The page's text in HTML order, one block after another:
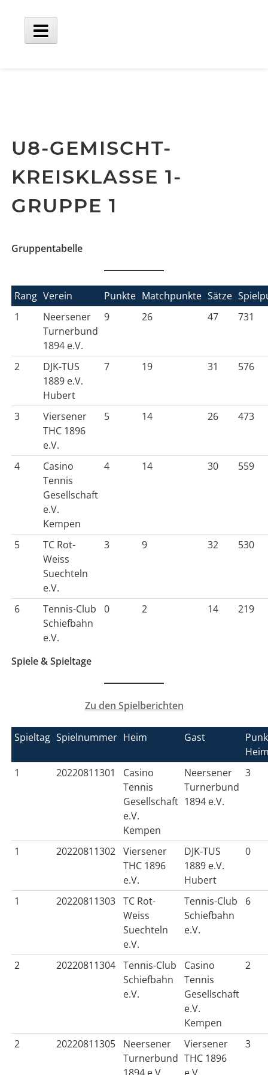
content
Main
U8-GEMISCHT-
KREISKLASSE 1-
GRUPPE 1
Gruppentabelle
Rang Verein Punkte Matchpunkte Sätze
1
Neersener
Turnerbund
1894 e.V.
9 26 47 731
2
DJK-TUS
1889 e.V.
Hubert
7 19 31 576
3
Viersener
THC 1896
e.V.
5 14 26 473
4
Casino
Tennis
Gesellschaft
e.V.
Kempen
4 14 30 559
5
TC Rot-
Weiss
Suechteln
e.V.
3 9 32 530
6
Tennis-Club
Schiefbahn
e.V.
0 2 14 219
Spiele & Spieltage
Zu den Spielberichten
Spieltag Spielnummer Heim Gast
1
20220811301
Casino
Tennis
Gesellschaft
e.V.
Kempen
Neersener
Turnerbund
1894 e.V.
3
1 20220811302 Viersener
THC 1896
e.V.
DJK-TUS
1889 e.V.
Hubert
0
1 20220811303 TC Rot-
Weiss
Suechteln
e.V.
Tennis-Club
Schiefbahn
e.V.
6
2 20220811304 Tennis-Club
Schiefbahn
e.V.
Casino
Tennis
Gesellschaft
e.V.
Kempen
2
2 20220811305
Neersener
Turnerbund
Viersener
THC 1896
3